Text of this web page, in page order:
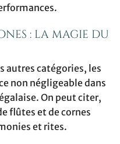
: la magie du
autres catégories, les
non négligeable dans
On peut citer,
flûtes et de cornes
et rites.